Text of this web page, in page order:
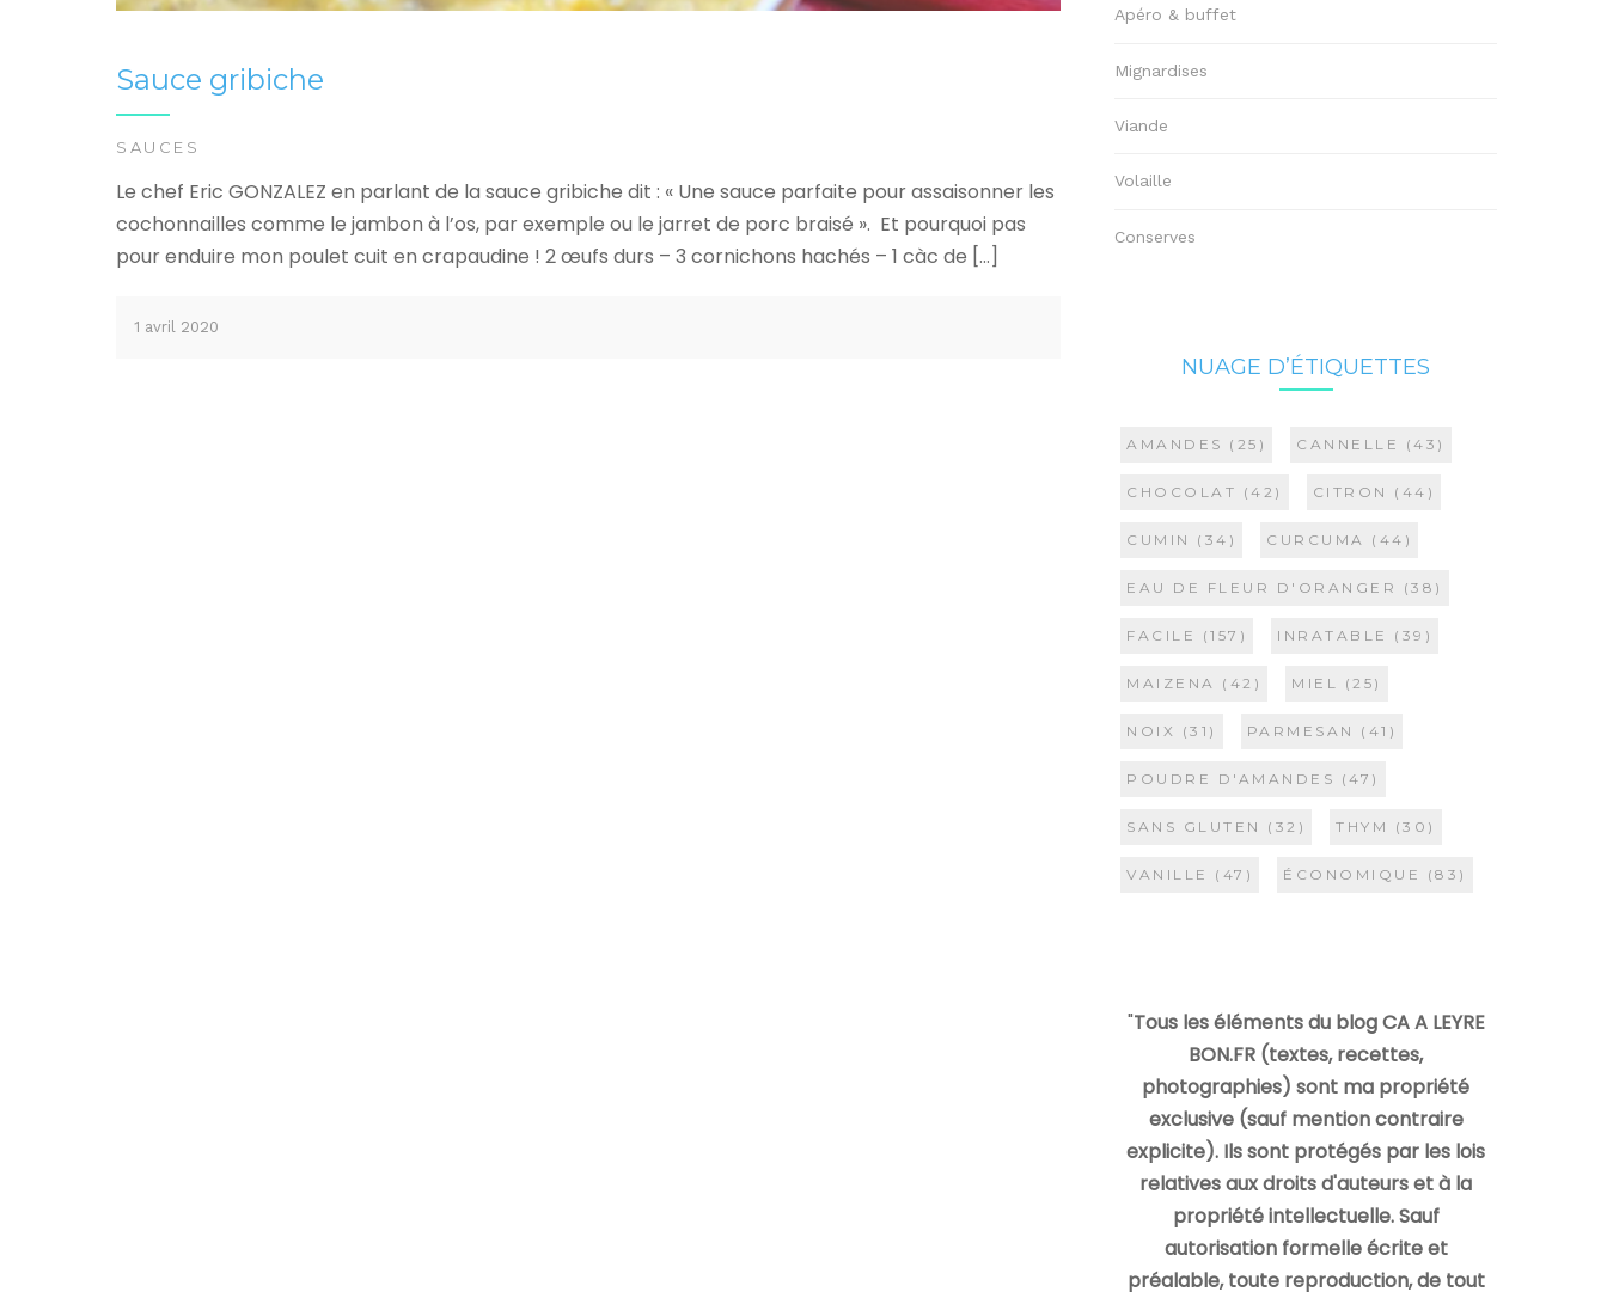
Sauce gribiche
SAUCES
Le chef Eric GONZALEZ en parlant de la sauce gribiche dit : « Une sauce parfaite pour assaisonner les
cochonnailles comme le jambon à l’os, par exemple ou le jarret de porc braisé ». Et pourquoi pas
pour enduire mon poulet cuit en crapaudine ! 2 œufs durs – 3 cornichons hachés – 1 càc de […]
1 avril 2020
Apéro & buffet
Mignardises
Viande
Volaille
Conserves
NUAGE D’ÉTIQUETTES
AMANDES (25) CANNELLE (43)
CHOCOLAT (42) CITRON (44)
CUMIN (34) CURCUMA (44)
EAU DE FLEUR D'ORANGER (38)
FACILE (157) INRATABLE (39)
MAIZENA (42) MIEL (25)
NOIX (31) PARMESAN (41)
POUDRE D'AMANDES (47)
SANS GLUTEN (32) THYM (30)
VANILLE (47) ÉCONOMIQUE (83)
"Tous les éléments du blog CA A LEYRE
BON.FR (textes, recettes,
photographies) sont ma propriété
exclusive (sauf mention contraire
explicite). Ils sont protégés par les lois
relatives aux droits d'auteurs et à la
propriété intellectuelle. Sauf
autorisation formelle écrite et
préalable, toute reproduction, de tout